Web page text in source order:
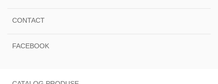
CONTACT
FACEBOOK